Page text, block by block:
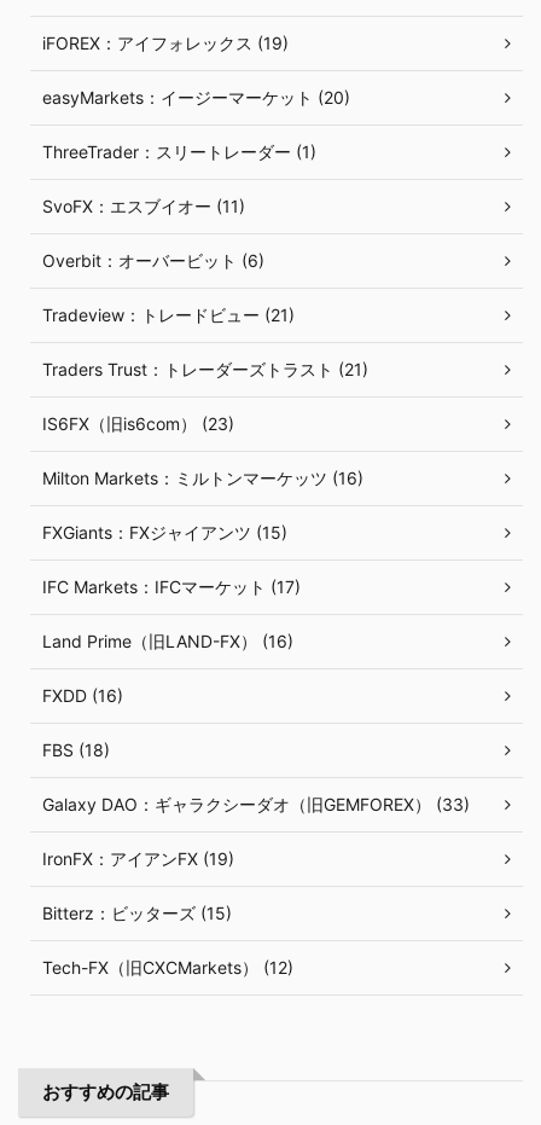
iFOREX：アイフォレックス (19)
easyMarkets：イージーマーケット (20)
ThreeTrader：スリートレーダー (1)
SvoFX：エスブイオー (11)
Overbit：オーバービット (6)
Tradeview：トレードビュー (21)
Traders Trust：トレーダーズトラスト (21)
IS6FX（旧is6com） (23)
Milton Markets：ミルトンマーケッツ (16)
FXGiants：FXジャイアンツ (15)
IFC Markets：IFCマーケット (17)
Land Prime（旧LAND-FX） (16)
FXDD (16)
FBS (18)
Galaxy DAO：ギャラクシーダオ（旧GEMFOREX） (33)
IronFX：アイアンFX (19)
Bitterz：ビッターズ (15)
Tech-FX（旧CXCMarkets） (12)
おすすめの記事